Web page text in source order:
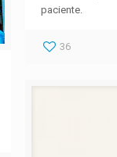
paciente.
36